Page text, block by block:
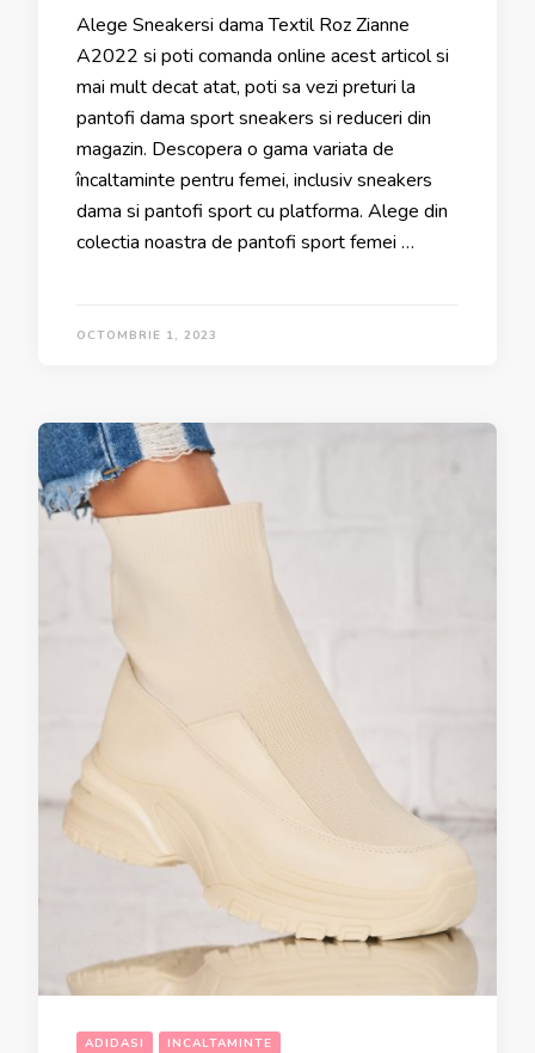
Alege Sneakersi dama Textil Roz Zianne
A2022 si poti comanda online acest articol si
mai mult decat atat, poti sa vezi preturi la
pantofi dama sport sneakers si reduceri din
magazin. Descopera o gama variata de
încaltaminte pentru femei, inclusiv sneakers
dama si pantofi sport cu platforma. Alege din
colectia noastra de pantofi sport femei …
OCTOMBRIE 1, 2023
ADIDASI INCALTAMINTE